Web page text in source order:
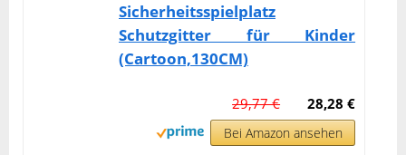
Sicherheitsspielplatz
Schutzgitter für Kinder
(Cartoon,130CM)
28,28 €
29,77 €
Bei Amazon ansehen